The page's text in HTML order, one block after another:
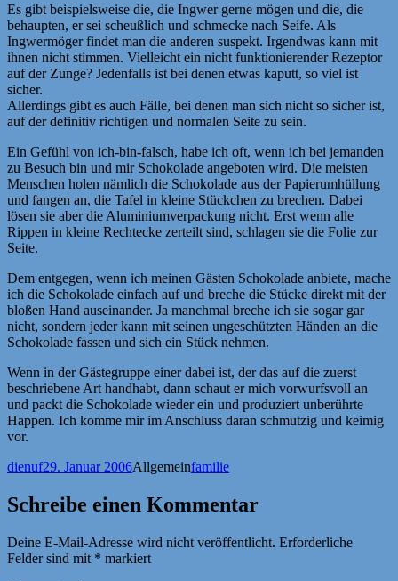
Es gibt beispielsweise die, die Ingwer gerne mögen und die, die
behaupten, er sei scheußlich und schmecke nach Seife. Als
Ingwermöger findet man die anderen suspekt. Irgendwas kann mit
ihnen nicht stimmen. Vielleicht ein nicht funktionierender Rezeptor
auf der Zunge? Jedenfalls ist bei denen etwas kaputt, so viel ist
sicher.
Allerdings gibt es auch Fälle, bei denen man sich nicht so sicher ist,
auf der definitiv richtigen und normalen Seite zu sein.
Ein Gefühl von ich-bin-falsch, habe ich oft, wenn ich bei jemanden
zu Besuch bin und mir Schokolade angeboten wird. Die meisten
Menschen holen nämlich die Schokolade aus der Papierumhüllung
und fangen an, die Tafel in kleine Stückchen zu brechen. Dabei
lösen sie aber die Aluminiumverpackung nicht. Erst wenn alle
Rippen in kleine Rechtecke zerteilt sind, schlagen sie die Folie zur
Seite.
Dem entgegen, wenn ich meinen Gästen Schokolade anbiete, mache
ich die Schokolade einfach auf und breche die Stücke direkt mit der
bloßen Hand auseinander. Ja manchmal breche ich sie sogar gar
nicht, sondern jeder kann mit seinen ungeschützten Händen an die
Schokolade fassen und sich ein Stück nehmen.
Wenn in der Gästegruppe einer dabei ist, der das auf die zuerst
beschriebene Art handhabt, dann schaut er mich vorwurfsvoll an
und packt die Schokolade wieder ein und produziert unberührte
Happen. Ich komme mir im Anschluss daran schmutzig und keimig
vor.
Autor
dienufVeröffentlicht
29. Januar 2006Kategorien
AllgemeinSchlagwörter
familie
Schreibe einen Kommentar
Deine E-Mail-Adresse wird nicht veröffentlicht. Erforderliche
Felder sind mit * markiert